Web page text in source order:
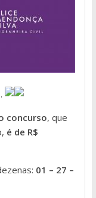
concurso, que
é de R$
01 – 27 –